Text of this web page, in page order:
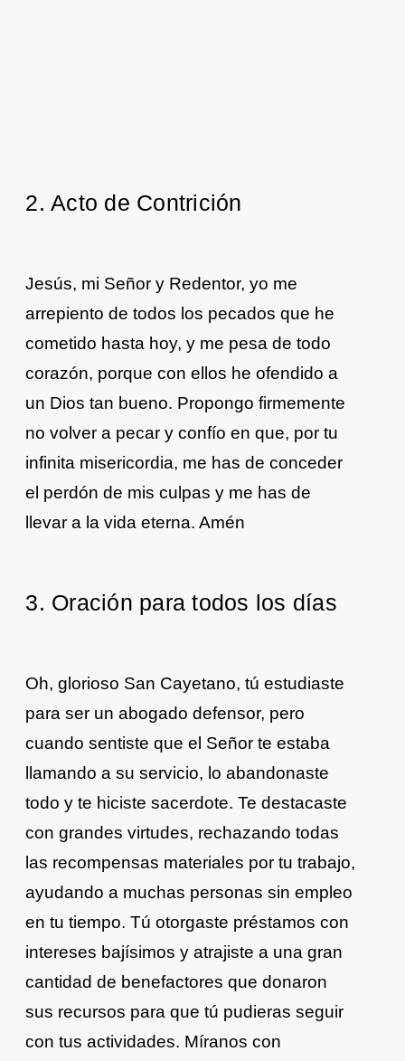
2. Acto de Contrición
Jesús, mi Señor y Redentor, yo me
arrepiento de todos los pecados que he
cometido hasta hoy, y me pesa de todo
corazón, porque con ellos he ofendido a
un Dios tan bueno. Propongo firmemente
no volver a pecar y confío en que, por tu
infinita misericordia, me has de conceder
el perdón de mis culpas y me has de
llevar a la vida eterna. Amén
3. Oración para todos los días
⁣Oh, glorioso San Cayetano, tú estudiaste
para ser un abogado defensor, pero
cuando sentiste que el Señor te estaba
llamando a su servicio, lo abandonaste
todo y te hiciste sacerdote. Te destacaste
con grandes virtudes, rechazando todas
las recompensas materiales por tu trabajo,
ayudando a muchas personas sin empleo
en tu tiempo. Tú otorgaste préstamos con
intereses bajísimos y atrajiste a una gran
cantidad de benefactores que donaron
sus recursos para que tú pudieras seguir
con tus actividades. Míranos con